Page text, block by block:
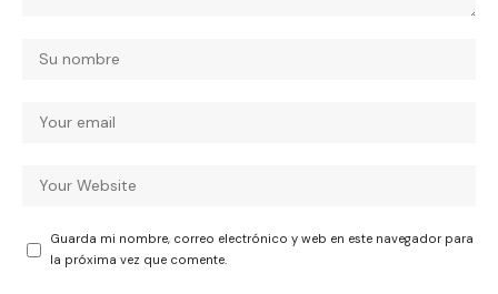
Guarda mi nombre, correo electrónico y web en este navegador para
la próxima vez que comente.